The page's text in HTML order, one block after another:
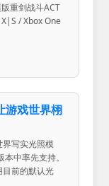
重剑战斗ACT
X|S / Xbox One
游戏世界栩
写实光照模
中率先支持。
前的默认光